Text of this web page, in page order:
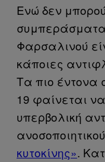
Ενώ δεν
Φαρσαλινού
κάποιες
Τα πιο έντονα
19 φαίνεται
υπερβολική
κυτοκίνης».